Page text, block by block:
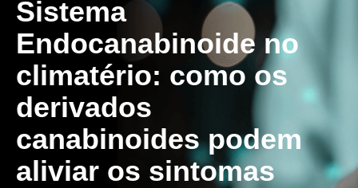
Sistema
Endocanabinoide no
climatério: como os
derivados
canabinoides podem
aliviar os sintomas